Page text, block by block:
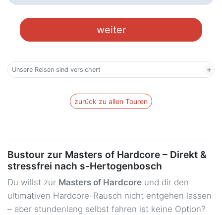
Düsseldorf Tonhalle/Ehrendorf
Fritz-Roeber-Straße, 40213
27.03.2027 ca. 09:45 Uhr
Emsdetten - Bhf 59,00 €
Frankfurt am Main - Hbf 65,00 €
Stuttgarter Str. 26, 60329
Frankfurt am Main
27.03.2027 ca. 05:15 Uhr
Freiburg - Konzerthaus 115,00 €
Konrad-Adenauer-Platz 1, 79098
Freiburg
27.03.2027 ca. 01:00 Uhr
weiter
Unsere Reisen sind versichert
zurück zu allen Touren
Bustour zur Masters of Hardcore – Direkt &
stressfrei nach s-Hertogenbosch
Du willst zur Masters of Hardcore und dir den
ultimativen Hardcore-Rausch nicht entgehen lassen
– aber stundenlang selbst fahren ist keine Option?